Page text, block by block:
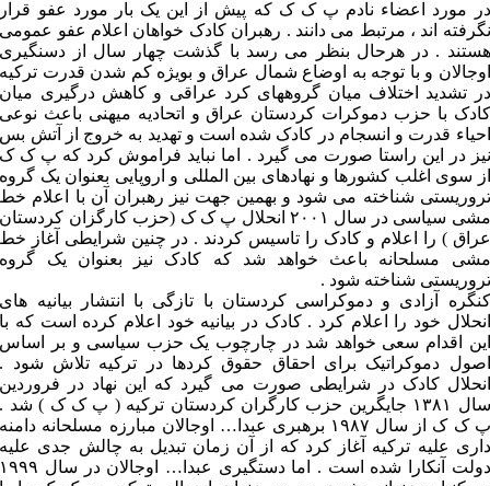
در مورد اعضاء نادم پ ک ک که پیش از این یک بار مورد عفو قرار
نگرفته اند ، مرتبط می دانند . رهبران کادک خواهان اعلام عفو عمومی
هستند . در هرحال بنظر می رسد با گذشت چهار سال از دسنگیری
اوجالان و با توجه به اوضاع شمال عراق و بویژه کم شدن قدرت ترکیه
در تشدید اختلاف میان گروههای کرد عراقی و کاهش درگیری میان
کادک با حزب دموکرات کردستان عراق و اتحادیه میهنی باعث نوعی
احیاء قدرت و انسجام در کادک شده است و تهدید به خروج از آتش بس
نیز در این راستا صورت می گیرد . اما نباید فراموش کرد که پ ک ک
از سوی اغلب کشورها و نهادهای بین المللی و اروپایی بعنوان یک گروه
تروریستی شناخته می شود و بهمین جهت نیز رهبران آن با اعلام خط
مشی سیاسی در سال ۲۰۰۱ انحلال پ ک ک (حزب کارگزان کردستان
عراق ) را اعلام و کادک را تاسیس کردند . در چنین شرایطی آغاز خط
مشی مسلحانه باعث خواهد شد که کادک نیز بعنوان یک گروه
تروریستی شناخته شود .
کنگره آزادی و دموکراسی کردستان با تازگی با انتشار بیانیه های
انحلال خود را اعلام کرد . کادک در بیانیه خود اعلام کرده است که با
این اقدام سعی خواهد شد در چارچوب یک حزب سیاسی و بر اساس
اصول دموکراتیک برای احقاق حقوق کردها در ترکیه تلاش شود .
انحلال کادک در شرایطی صورت می گیرد که این نهاد در فروردین
سال ۱۳۸۱ جایگرین حزب کارگران کردستان ترکیه ( پ ک ک ) شد .
پ ک ک از سال ۱۹۸۷ برهبری عبدا… اوجالان مبارزه مسلحانه دامنه
داری علیه ترکیه آغاز کرد که از آن زمان تبدیل به چالش جدی علیه
دولت آنکارا شده است . اما دستگیری عبدا… اوجالان در سال ۱۹۹۹